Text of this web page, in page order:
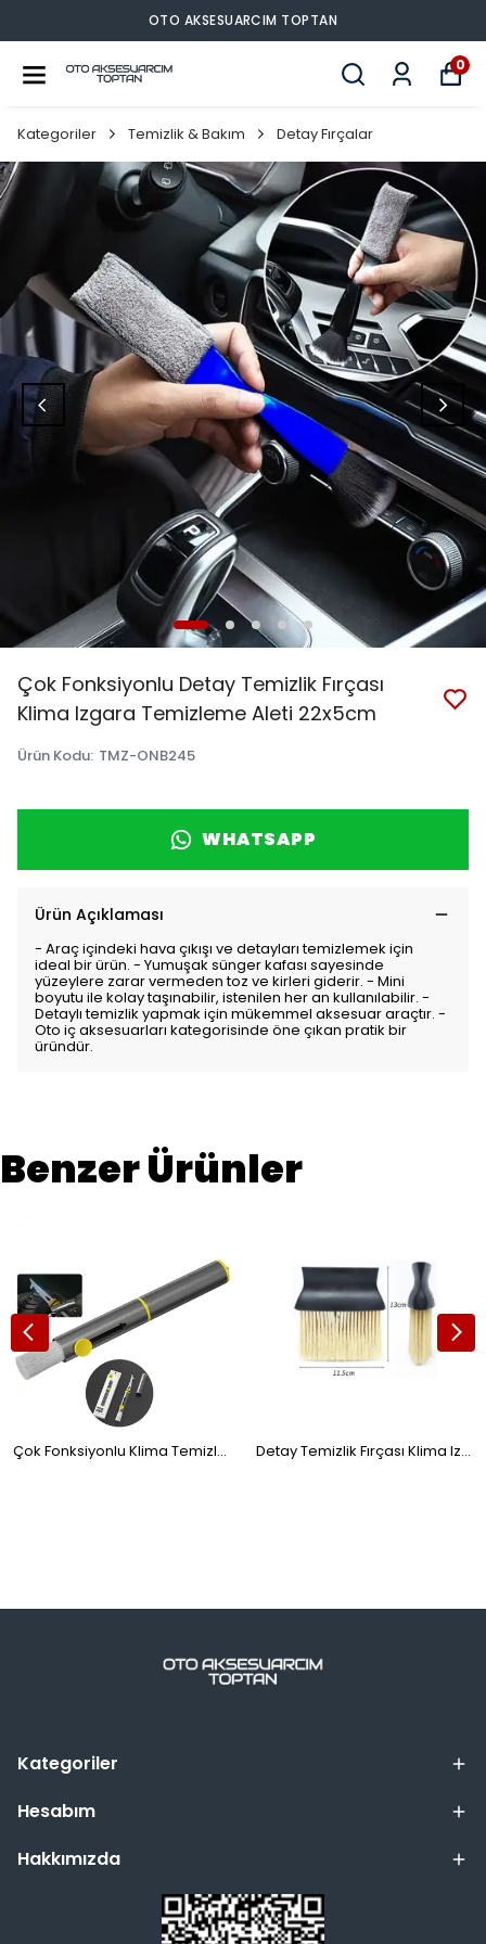
OTO AKSESUARCIM TOPTAN
0
Kategoriler Temizlik & Bakım Detay Fırçalar
Çok Fonksiyonlu Detay Temizlik Fırçası
Klima Izgara Temizleme Aleti 22x5cm
Ürün Kodu: TMZ-ONB245
WHATSAPP
Ürün Açıklaması
- Araç içindeki hava çıkışı ve detayları temizlemek için
ideal bir ürün. - Yumuşak sünger kafası sayesinde
yüzeylere zarar vermeden toz ve kirleri giderir. - Mini
boyutu ile kolay taşınabilir, istenilen her an kullanılabilir. -
Detaylı temizlik yapmak için mükemmel aksesuar araçtır. -
Oto iç aksesuarları kategorisinde öne çıkan pratik bir
üründür.
Benzer Ürünler
Çok Fonksiyonlu Klima Temizleme Fırçası Lastik Taş Sökücü Kanca ve Acil Durum Cam Kırıcı Çekiç Detay Temizlik Fırçası Klima Izgara Temizleme Yumuşak Uçlu
Kategoriler
Hesabım
Hakkımızda